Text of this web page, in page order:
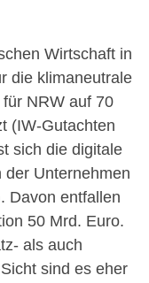
Wirtschaft in
die klimaneutrale
NRW auf 70
(IW-Gutachten
sich die digitale
der Unternehmen
Davon entfallen
50 Mrd. Euro.
als auch
sind es eher